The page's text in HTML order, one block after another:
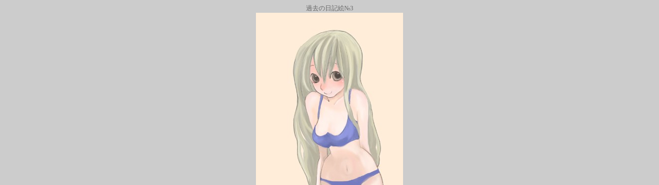
過去の日記絵№3